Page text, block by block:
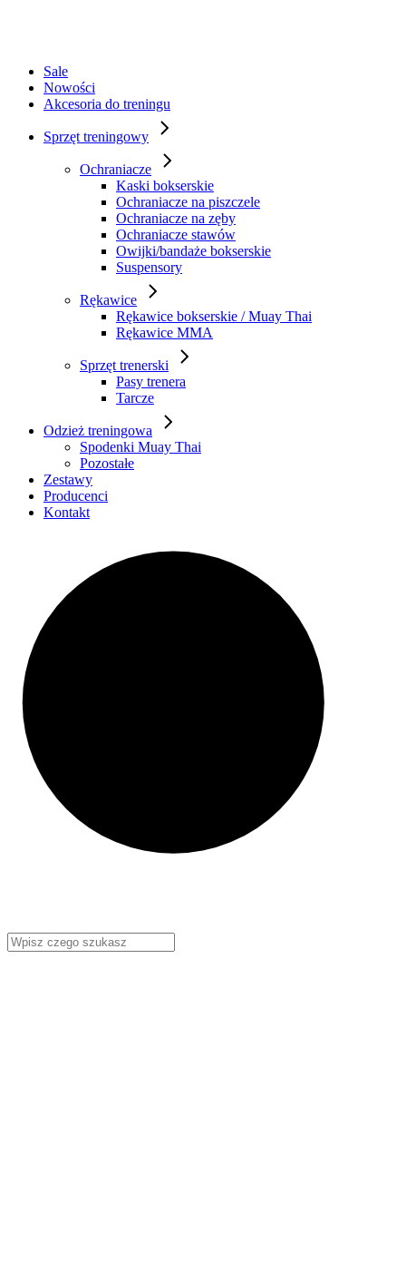
Sale
Nowości
Akcesoria do treningu
Sprzęt treningowy
Ochraniacze
Kaski bokserskie
Ochraniacze na piszczele
Ochraniacze na zęby
Ochraniacze stawów
Owijki/bandaże bokserskie
Suspensory
Rękawice
Rękawice bokserskie / Muay Thai
Rękawice MMA
Sprzęt trenerski
Pasy trenera
Tarcze
Odzież treningowa
Spodenki Muay Thai
Pozostałe
Zestawy
Producenci
Kontakt